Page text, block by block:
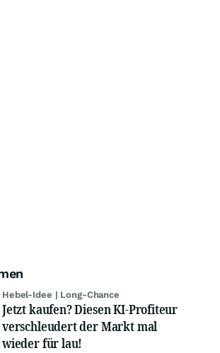
Hebel-Idee | Long-Chance
Jetzt kaufen? Diesen KI-Profiteur
verschleudert der Markt mal
wieder für lau!